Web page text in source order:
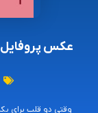
عکس پروفایل
وقتی دو قلب برای